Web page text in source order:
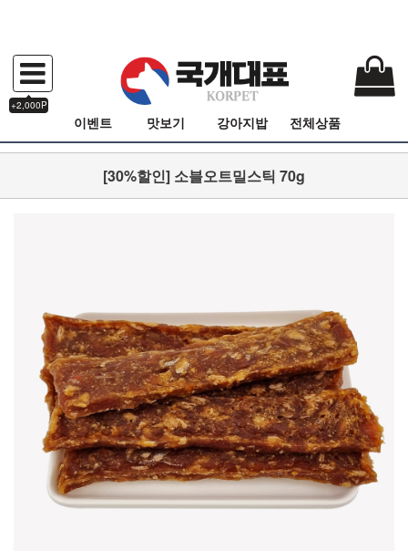
+2,000P
이벤트 맛보기 강아지밥 전체상품
[30%할인] 소블오트밀스틱 70g